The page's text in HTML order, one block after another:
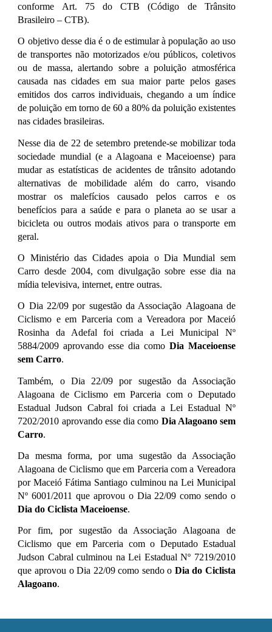
conforme Art. 75 do CTB (Código de Trânsito
Brasileiro – CTB).
O objetivo desse dia é o de estimular à população ao uso
de transportes não motorizados e/ou públicos, coletivos
ou de massa, alertando sobre a poluição atmosférica
causada nas cidades em sua maior parte pelos gases
emitidos dos carros individuais, chegando a um índice
de poluição em torno de 60 a 80% da poluição existentes
nas cidades brasileiras.
Nesse dia de 22 de setembro pretende-se mobilizar toda
sociedade mundial (e a Alagoana eMaceioense) para
mudar as estatísticas de acidentes de trânsito adotando
alternativas de mobilidade além do carro, visando
mostrar os malefícios causado pelos carros e os
benefícios para a saúde e para o planeta ao se usar a
bicicleta ou outros modais ativos para o transporte em
geral.
O Ministério das Cidades apoia o Dia Mundial sem
Carro desde 2004, com divulgação sobre esse dia na
mídia televisiva, internet, entre outras.
O Dia 22/09 por sugestão da Associação Alagoana de
Ciclismo e em Parceria com a Vereadora por Maceió
Rosinha da Adefalfoi criada a Lei Municipal Nº
5884/2009 aprovando esse dia comoDia Maceioense
sem Carro.
Também, o Dia 22/09 por sugestão da Associação
Alagoana de Ciclismo em Parceria com o Deputado
Estadual Judson Cabral foi criada a Lei Estadual Nº
7202/2010 aprovando esse dia como Dia Alagoano sem
Carro.
Da mesma forma, poruma sugestão da Associação
Alagoana de Ciclismo que em Parceria com a Vereadora
porMaceió Fátima Santiago culminou na Lei Municipal
Nº 6001/2011 que aprovou o Dia 22/09 como sendo o
Dia do Ciclista Maceioense.
Por fim, porsugestão da Associação Alagoana de
Ciclismo que em Parceria com o Deputado Estadual
Judson Cabral culminou na Lei Estadual Nº 7219/2010
que aprovou o Dia 22/09 como sendo o Dia do Ciclista
Alagoano.